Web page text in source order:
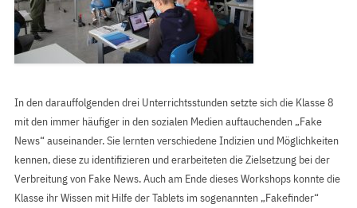
In den darauffolgenden drei Unterrichtsstunden setzte sich die Klasse 8
mit den immer häufiger in den sozialen Medien auftauchenden „Fake
News“ auseinander. Sie lernten verschiedene Indizien und Möglichkeiten
kennen, diese zu identifizieren und erarbeiteten die Zielsetzung bei der
Verbreitung von Fake News. Auch am Ende dieses Workshops konnte die
Klasse ihr Wissen mit Hilfe der Tablets im sogenannten „Fakefinder“